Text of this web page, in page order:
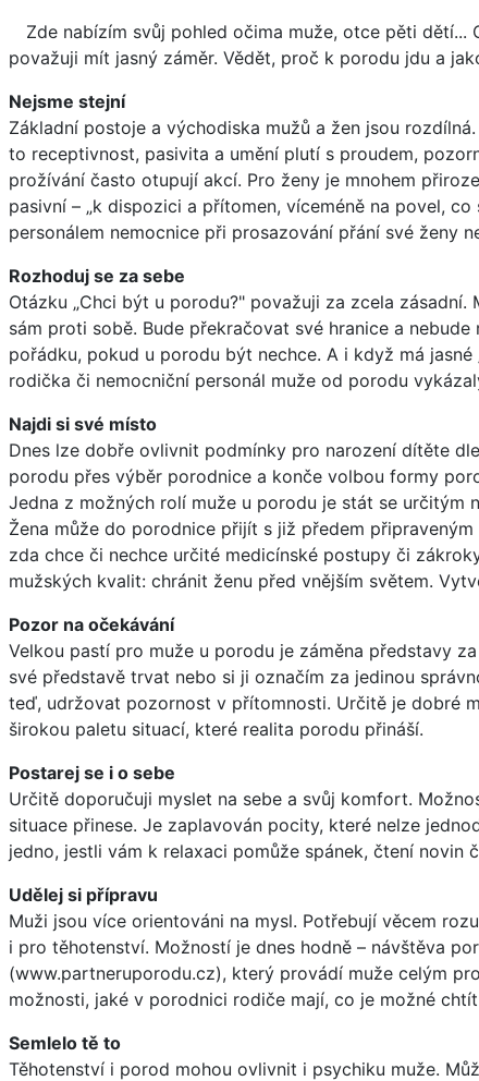
Zde nabízím svůj pohled očima muže, otce pěti
považuji mít jasný záměr. Vědět, proč k porodu jdu a
Nejsme stejní
Základní postoje a východiska mužů a žen jsou
to receptivnost, pasivita a umění plutí s proudem,
prožívání často otupují akcí. Pro ženy je mnohem
pasivní – „k dispozici a přítomen, víceméně na povel,
personálem nemocnice při prosazování přání své ženy
Rozhoduj se za sebe
Otázku „Chci být u porodu?" považuji za zcela
sám proti sobě. Bude překračovat své hranice a
pořádku, pokud u porodu být nechce. A i když má
rodička či nemocniční personál muže od porodu
Najdi si své místo
Dnes lze dobře ovlivnit podmínky pro narození dítěte
porodu přes výběr porodnice a konče volbou formy
Jedna z možných rolí muže u porodu je stát se určitým
Žena může do porodnice přijít s již předem
zda chce či nechce určité medicínské postupy či
mužských kvalit: chránit ženu před vnějším světem.
Pozor na očekávání
Velkou pastí pro muže u porodu je záměna představy
své představě trvat nebo si ji označím za jedinou
teď, udržovat pozornost v přítomnosti. Určitě je dobré
širokou paletu situací, které realita porodu přináší.
Postarej se i o sebe
Určitě doporučuji myslet na sebe a svůj komfort.
situace přinese. Je zaplavován pocity, které nelze
jedno, jestli vám k relaxaci pomůže spánek, čtení
Udělej si přípravu
Muži jsou více orientováni na mysl. Potřebují věcem
i pro těhotenství. Možností je dnes hodně – návštěva
(www.partneruporodu.cz), který provádí muže celým
možnosti, jaké v porodnici rodiče mají, co je možné
Semlelo tě to
Těhotenství i porod mohou ovlivnit i psychiku muže.